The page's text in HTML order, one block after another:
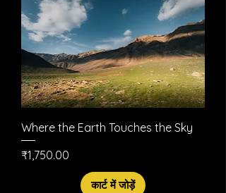
Where the Earth Touches the Sky
मूल्य
₹1,750.00
कार्ट में जोड़ें